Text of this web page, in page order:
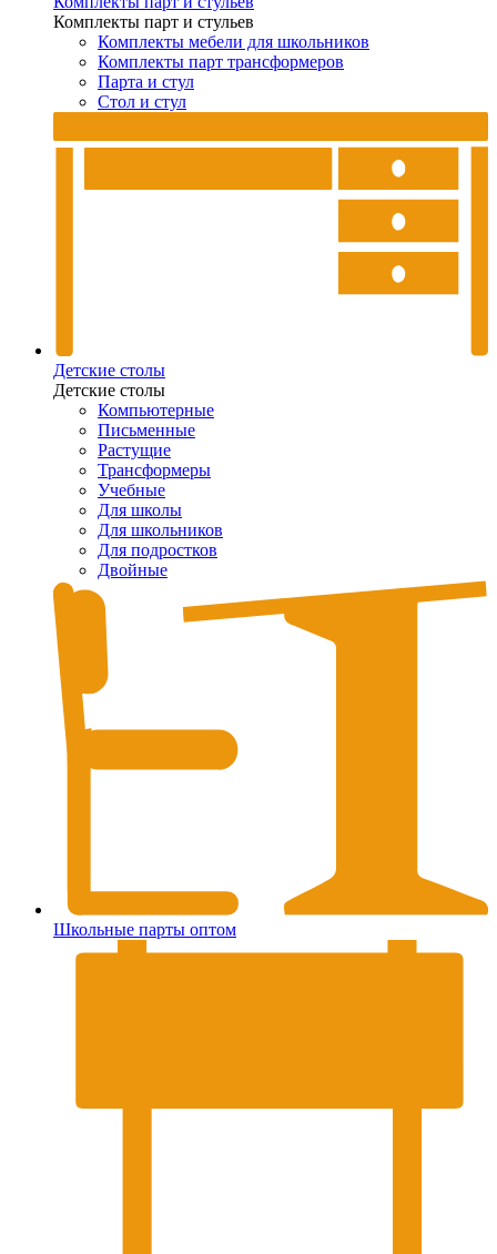
Комплекты парт и стульев
Комплекты мебели для школьников
Комплекты парт трансформеров
Парта и стул
Стол и стул
Детские столы
Детские столы
Компьютерные
Письменные
Растущие
Трансформеры
Учебные
Для школы
Для школьников
Для подростков
Двойные
Школьные парты оптом